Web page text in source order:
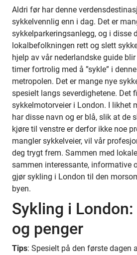
Aldri før har denne
sykkelvennlig enn i dag. Det er
sykkelparkeringsanlegg, og i disse
lokalbefolkningen rett og slett
hjelp av vår nederlandske guide
timer fortrolig med å ”sykle” i
metropolen. Det er mange nye
spesielt langs severdighetene. Det
sykkelmotorveier i London. I likhet
har disse navn og er blå, slik at de
kjøre til venstre er derfor ikke noe
mangler sykkelveier, vil vår
deg trygt frem. Sammen med
sammen interessante, informative
gjør sykling i London til den
byen.
Sykling i
og penger
Tips: Spesielt på den første dagen